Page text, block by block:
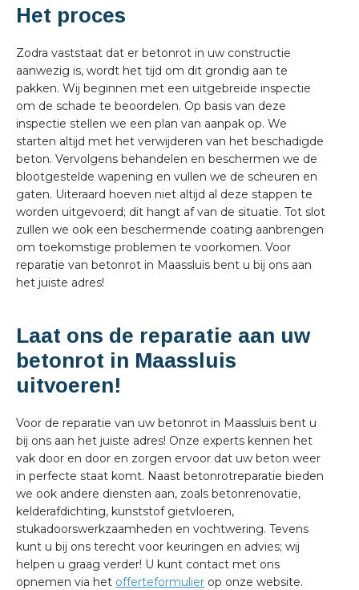
Het proces
Zodra vaststaat dat er betonrot in uw constructie
aanwezig is, wordt het tijd om dit grondig aan te
pakken. Wij beginnen met een uitgebreide inspectie
om de schade te beoordelen. Op basis van deze
inspectie stellen we een plan van aanpak op. We
starten altijd met het verwijderen van het beschadigde
beton. Vervolgens behandelen en beschermen we de
blootgestelde wapening en vullen we de scheuren en
gaten. Uiteraard hoeven niet altijd al deze stappen te
worden uitgevoerd; dit hangt af van de situatie. Tot slot
zullen we ook een beschermende coating aanbrengen
om toekomstige problemen te voorkomen. Voor
reparatie van betonrot in Maassluis bent u bij ons aan
het juiste adres!
Laat ons de reparatie aan uw
betonrot in Maassluis
uitvoeren!
Voor de reparatie van uw betonrot in Maassluis bent u
bij ons aan het juiste adres! Onze experts kennen het
vak door en door en zorgen ervoor dat uw beton weer
in perfecte staat komt. Naast betonrotreparatie bieden
we ook andere diensten aan, zoals betonrenovatie,
kelderafdichting, kunststof gietvloeren,
stukadoorswerkzaamheden en vochtwering. Tevens
kunt u bij ons terecht voor keuringen en advies; wij
helpen u graag verder! U kunt contact met ons
opnemen via het offerteformulier op onze website.